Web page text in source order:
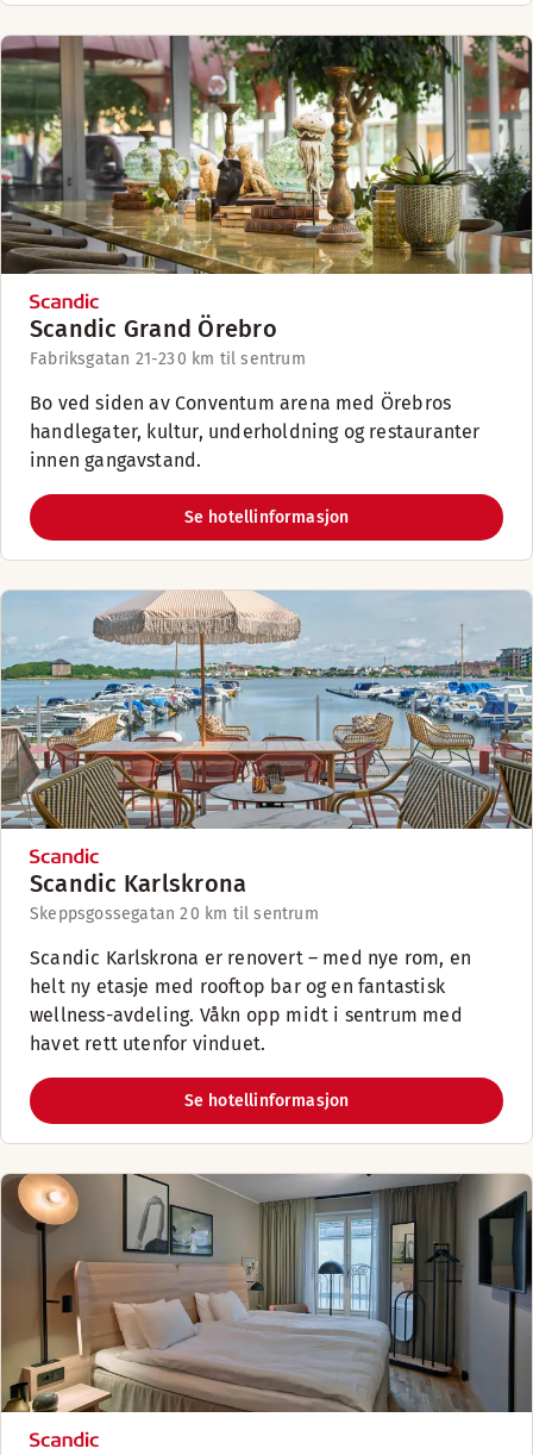
Scandic Grand Örebro
Fabriksgatan 21-230 km til sentrum
Bo ved siden av Conventum arena med Örebros
handlegater, kultur, underholdning og restauranter
innen gangavstand.
Se hotellinformasjon
Scandic Karlskrona
Skeppsgossegatan 20 km til sentrum
Scandic Karlskrona er renovert – med nye rom, en
helt ny etasje med rooftop bar og en fantastisk
wellness-avdeling. Våkn opp midt i sentrum med
havet rett utenfor vinduet.
Se hotellinformasjon